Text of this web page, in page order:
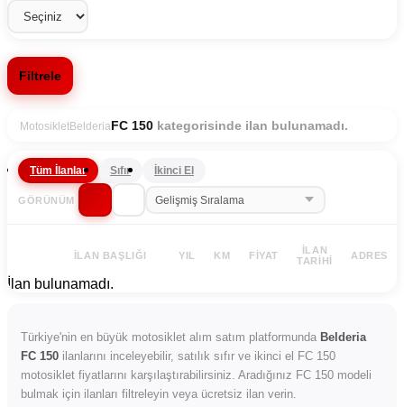
Filtrele
MotosikletBelderia FC 150 kategorisinde ilan bulunamadı.
Tüm İlanlar Sıfır İkinci El
GÖRÜNÜM
İLAN BAŞLIĞI YIL KM FIYAT
İLAN
TARIHI
ADRES
İlan bulunamadı.
Türkiye'nin en büyük motosiklet alım satım platformunda Belderia
FC 150 ilanlarını inceleyebilir, satılık sıfır ve ikinci el FC 150
motosiklet fiyatlarını karşılaştırabilirsiniz. Aradığınız FC 150 modeli
bulmak için ilanları filtreleyin veya ücretsiz ilan verin.